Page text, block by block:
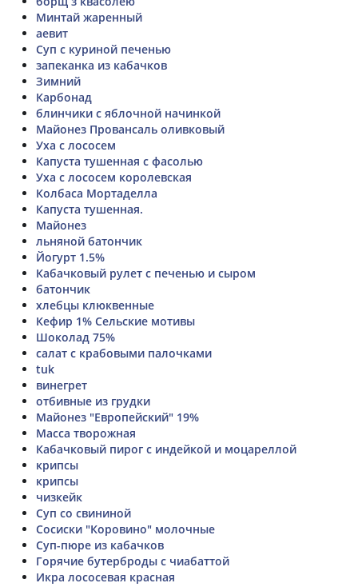
Минтай жаренный
аевит
Суп с куриной печенью
запеканка из кабачков
Зимний
Карбонад
блинчики с яблочной начинкой
Майонез Провансаль оливковый
Уха с лососем
Капуста тушенная с фасолью
Уха с лососем королевская
Колбаса Мортаделла
Капуста тушенная.
Майонез
льняной батончик
Йогурт 1.5%
Кабачковый рулет с печенью и сыром
батончик
хлебцы клюквенные
Кефир 1% Сельские мотивы
Шоколад 75%
салат с крабовыми палочками
tuk
винегрет
отбивные из грудки
Майонез "Европейский" 19%
Масса творожная
Кабачковый пирог с индейкой и моцареллой
крипсы
крипсы
чизкейк
Суп со свининой
Сосиски "Коровино" молочные
Суп-пюре из кабачков
Горячие бутерброды с чиабаттой
Икра лососевая красная